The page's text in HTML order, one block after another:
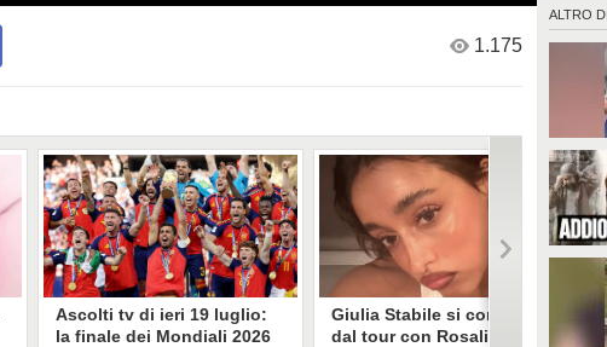
ALTRO DI
1.175
Ascolti tv di ieri 19 luglio:
la finale dei Mondiali 2026
Giulia Stabile si confessa
dal tour con Rosalia: "Non